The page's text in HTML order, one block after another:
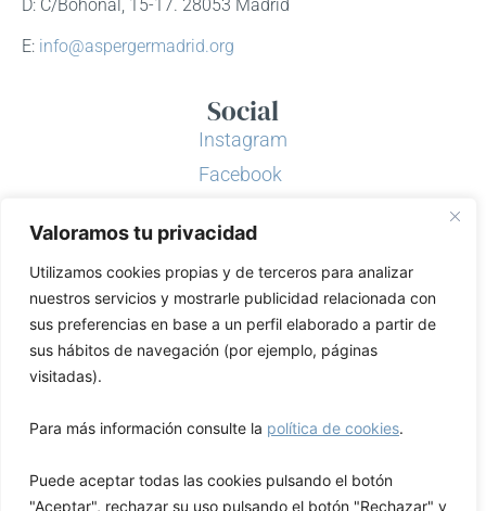
Valoramos tu privacidad
Utilizamos cookies propias y de terceros para analizar
nuestros servicios y mostrarle publicidad relacionada con
sus preferencias en base a un perfil elaborado a partir de
sus hábitos de navegación (por ejemplo, páginas
visitadas).
Para más información consulte la política de cookies.
Puede aceptar todas las cookies pulsando el botón
"Aceptar", rechazar su uso pulsando el botón "Rechazar" y
D: C/Bohonal, 15-17. 28053 Madrid
E: info@aspergermadrid.org
Social
Instagram
Facebook
Youtube
LinkedIn
Asociación Asperger Madrid